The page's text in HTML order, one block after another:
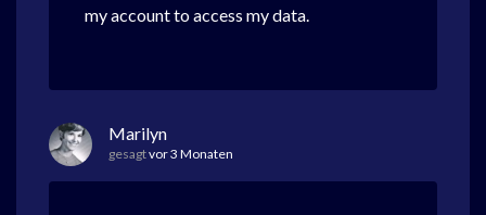
my account to access my data.
Marilyn
gesagtvor 3 Monaten